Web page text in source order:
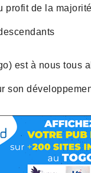
profit de la
est à nous tous
son